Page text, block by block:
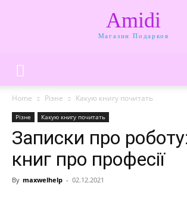
Amidi
Магазин Подарков
Home Різне Какую книгу почитать
Різне Какую книгу почитать
Записки про
книг про професії
By maxwelhelp - 02.12.2021